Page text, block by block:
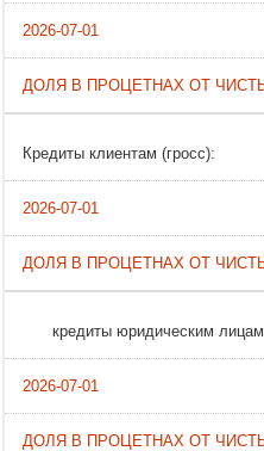
Кредиты клиентам (гросс):
кредиты юридическим лицам